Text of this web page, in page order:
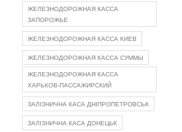
ЖЕЛЕЗНОДОРОЖНАЯ КАССА
ЗАПОРОЖЬЕ
ЖЕЛЕЗНОДОРОЖНАЯ КАССА КИЕВ
ЖЕЛЕЗНОДОРОЖНАЯ КАССА СУММЫ
ЖЕЛЕЗНОДОРОЖНАЯ КАССА
ХАРЬКОВ-ПАССАЖИРСКИЙ
ЗАЛІЗНИЧНА КАСА ДНІПРОПЕТРОВСЬК
ЗАЛІЗНИЧНА КАСА ДОНЕЦЬК